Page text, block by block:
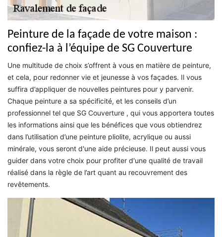
Peinture de la façade de votre maison :
confiez-la à l’équipe de SG Couverture
Une multitude de choix s’offrent à vous en matière de peinture,
et cela, pour redonner vie et jeunesse à vos façades. Il vous
suffira d’appliquer de nouvelles peintures pour y parvenir.
Chaque peinture a sa spécificité, et les conseils d’un
professionnel tel que SG Couverture , qui vous apportera toutes
les informations ainsi que les bénéfices que vous obtiendrez
dans l’utilisation d’une peinture pliolite, acrylique ou aussi
minérale, vous seront d'une aide précieuse. Il peut aussi vous
guider dans votre choix pour profiter d'une qualité de travail
réalisé dans la règle de l’art quant au recouvrement des
revêtements.